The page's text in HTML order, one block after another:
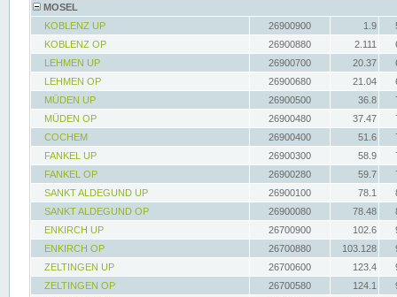
MOSEL
KOBLENZ UP
26900900 1.9
KOBLENZ OP
26900880 2.111
LEHMEN UP
26900700 20.37
LEHMEN OP
26900680 21.04
MÜDEN UP
26900500 36.8
MÜDEN OP
26900480 37.47
COCHEM
26900400 51.6
FANKEL UP
26900300 58.9
FANKEL OP
26900280 59.7
SANKT ALDEGUND UP
26900100 78.1
SANKT ALDEGUND OP
26900080 78.48
ENKIRCH UP
26700900 102.6
ENKIRCH OP
26700880 103.128
ZELTINGEN UP
26700600 123.4
ZELTINGEN OP
26700580 124.1